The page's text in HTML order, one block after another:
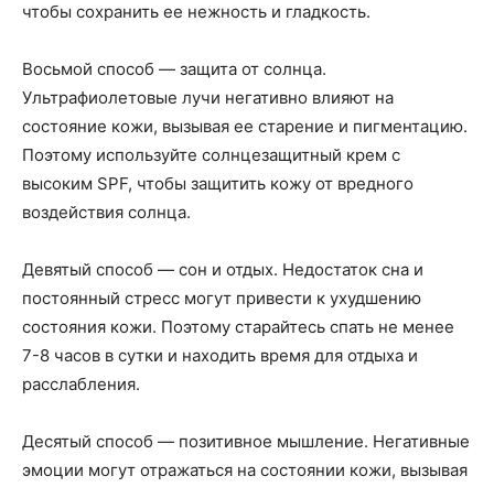
чтобы сохранить ее нежность и гладкость.
Восьмой способ — защита от солнца.
Ультрафиолетовые лучи негативно влияют на
состояние кожи, вызывая ее старение и пигментацию.
Поэтому используйте солнцезащитный крем с
высоким SPF, чтобы защитить кожу от вредного
воздействия солнца.
Девятый способ — сон и отдых. Недостаток сна и
постоянный стресс могут привести к ухудшению
состояния кожи. Поэтому старайтесь спать не менее
7-8 часов в сутки и находить время для отдыха и
расслабления.
Десятый способ — позитивное мышление. Негативные
эмоции могут отражаться на состоянии кожи, вызывая